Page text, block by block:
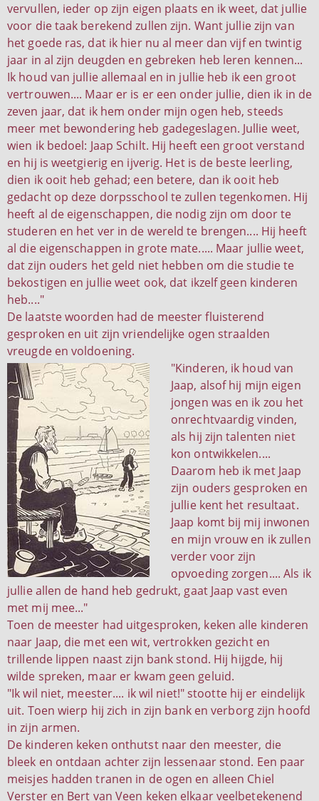
vervullen, ieder op zijn eigen plaats en ik weet, dat jullie
voor die taak berekend zullen zijn. Want jullie zijn van
het goede ras, dat ik hier nu al meer dan vijf en twintig
jaar in al zijn deugden en gebreken heb leren kennen...
Ik houd van jullie allemaal en in jullie heb ik een groot
vertrouwen.... Maar er is er een onder jullie, dien ik in de
zeven jaar, dat ik hem onder mijn ogen heb, steeds
meer met bewondering heb gadegeslagen. Jullie weet,
wien ik bedoel: Jaap Schilt. Hij heeft een groot verstand
en hij is weetgierig en ijverig. Het is de beste leerling,
dien ik ooit heb gehad; een betere, dan ik ooit heb
gedacht op deze dorpsschool te zullen tegenkomen. Hij
heeft al de eigenschappen, die nodig zijn om door te
studeren en het ver in de wereld te brengen.... Hij heeft
al die eigenschappen in grote mate..... Maar jullie weet,
dat zijn ouders het geld niet hebben om die studie te
bekostigen en jullie weet ook, dat ikzelf geen kinderen
heb...."
De laatste woorden had de meester fluisterend
gesproken en uit zijn vriendelijke ogen straalden
vreugde en voldoening.
"Kinderen, ik houd van
Jaap, alsof hij mijn eigen
jongen was en ik zou het
onrechtvaardig vinden,
als hij zijn talenten niet
kon ontwikkelen....
Daarom heb ik met Jaap
zijn ouders gesproken en
jullie kent het resultaat.
Jaap komt bij mij inwonen
en mijn vrouw en ik zullen
verder voor zijn
opvoeding zorgen.... Als ik
jullie allen de hand heb gedrukt, gaat Jaap vast even
met mij mee..."
Toen de meester had uitgesproken, keken alle kinderen
naar Jaap, die met een wit, vertrokken gezicht en
trillende lippen naast zijn bank stond. Hij hijgde, hij
wilde spreken, maar er kwam geen geluid.
"Ik wil niet, meester.... ik wil niet!" stootte hij er eindelijk
uit. Toen wierp hij zich in zijn bank en verborg zijn hoofd
in zijn armen.
De kinderen keken onthutst naar den meester, die
bleek en ontdaan achter zijn lessenaar stond. Een paar
meisjes hadden tranen in de ogen en alleen Chiel
Verster en Bert van Veen keken elkaar veelbetekenend